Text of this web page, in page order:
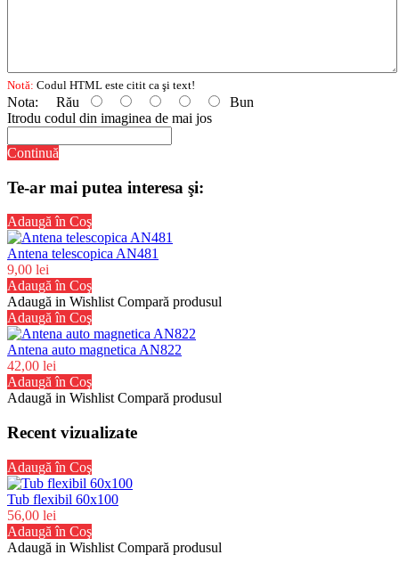
Notă: Codul HTML este citit ca şi text!
Nota: Rău
Bun
Itrodu codul din imaginea de mai jos
Continuă
Te-ar mai putea interesa şi:
Adaugă în Coş
Antena telescopica AN481
9,00 lei
Adaugă în Coş
Adaugă in Wishlist Compară produsul
Adaugă în Coş
Antena auto magnetica AN822
42,00 lei
Adaugă în Coş
Adaugă in Wishlist Compară produsul
Recent vizualizate
Adaugă în Coş
Tub flexibil 60x100
56,00 lei
Adaugă în Coş
Adaugă in Wishlist Compară produsul